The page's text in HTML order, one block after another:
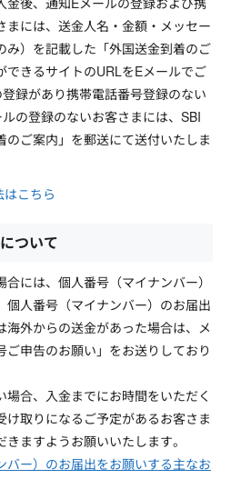
まには、送金人名・金額・メッセー
み）を記載した「外国送金到着のご
できるサイトのURLをEメールでご
録があり携帯電話番号登録のない
の登録のないお客さまには、SBI
ご案内」を郵送にて送付いたしま
こちら
ついて
には、個人番号（マイナンバー）
個人番号（マイナンバー）のお届出
海外からの送金があった場合は、メ
申告のお願い」をお送りしており
合、入金までにお時間をいただく
け取りになるご予定があるお客さま
ますようお願いいたします。
バー）のお届出をお願いする主なお